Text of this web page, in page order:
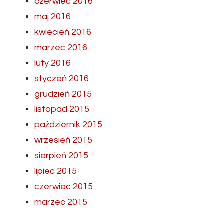
maj 2016
kwiecień 2016
marzec 2016
luty 2016
styczeń 2016
grudzień 2015
listopad 2015
październik 2015
wrzesień 2015
sierpień 2015
lipiec 2015
czerwiec 2015
marzec 2015